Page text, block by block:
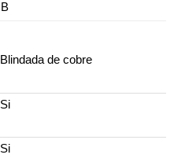
B
Blindada de cobre
Si
Si